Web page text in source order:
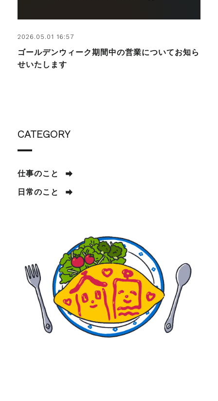
2026.05.01 16:57
ゴールデンウィーク期間中の営業についてお知ら
せいたします
CATEGORY
仕事のこと
日常のこと